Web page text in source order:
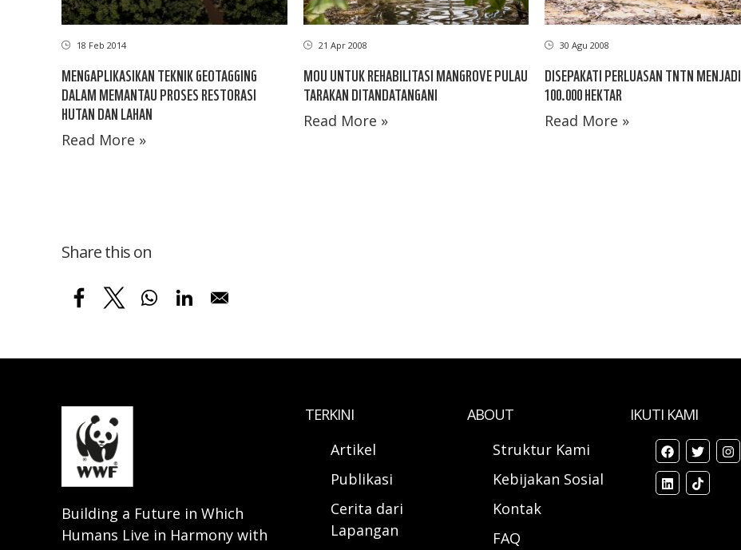
18 Feb 2014
MENGAPLIKASIKAN TEKNIK GEOTAGGING
DALAM MEMANTAU PROSES RESTORASI
HUTAN DAN LAHAN
Read More »
21 Apr 2008
MOU UNTUK REHABILITASI MANGROVE PULAU
TARAKAN DITANDATANGANI
Read More »
30 Agu 2008
DISEPAKATI PERLUASAN TNTN MENJADI
100.000 HEKTAR
Read More »
Share this on
Building a Future in Which
Humans Live in Harmony with
TERKINI
Artikel
Publikasi
Cerita dari
Lapangan
ABOUT
Struktur Kami
Kebijakan Sosial
Kontak
FAQ
IKUTI KAMI